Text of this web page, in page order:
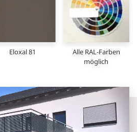
Eloxal 81
Alle RAL-Farben
möglich